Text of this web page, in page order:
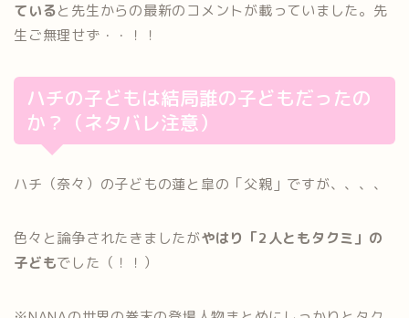
ていると先生からの最新のコメントが載っていました。先
生ご無理せず・・！！
ハチの子どもは結局誰の子どもだったの
か？（ネタバレ注意）
ハチ（奈々）の子どもの蓮と皐の「父親」ですが、、、、
色々と論争されたきましたがやはり「2人ともタクミ」の
子どもでした（！！）